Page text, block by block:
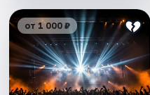
от 1 000 ₽